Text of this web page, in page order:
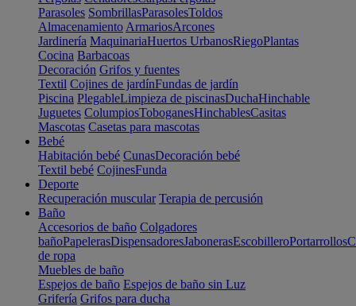
Parasoles SombrillasParasolesToldos
Almacenamiento ArmariosArcones
Jardinería MaquinariaHuertos UrbanosRiegoPlantas
Cocina Barbacoas
Decoración Grifos y fuentes
Textil Cojines de jardínFundas de jardín
Piscina PlegableLimpieza de piscinasDuchaHinchable
Juguetes ColumpiosToboganesHinchablesCasitas
Mascotas Casetas para mascotas
Bebé
Habitación bebé CunasDecoración bebé
Textil bebé CojinesFunda
Deporte
Recuperación muscular Terapia de percusión
Baño
Accesorios de baño Colgadores
bañoPapelerasDispensadoresJabonerasEscobilleroPortarrollos
de ropa
Muebles de baño
Espejos de baño Espejos de baño sin Luz
Grifería Grifos para ducha